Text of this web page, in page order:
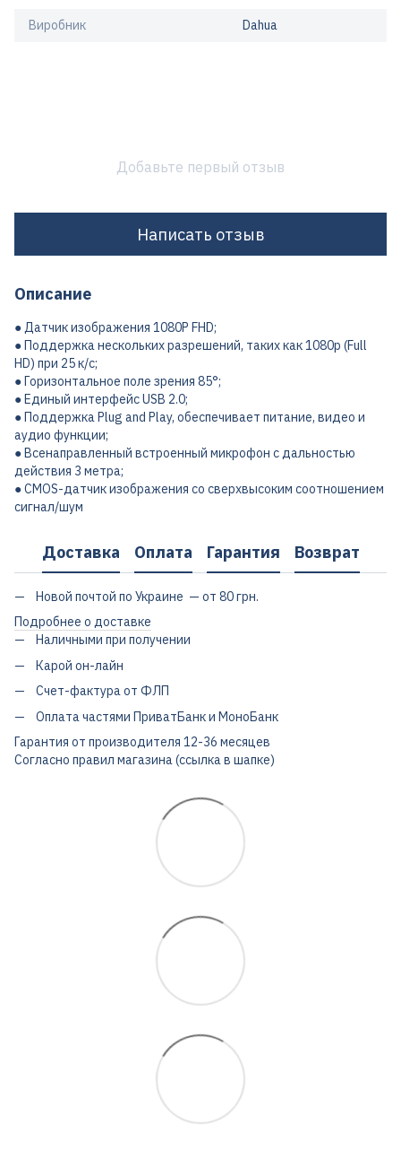
Виробник Dahua
Добавьте первый отзыв
Написать отзыв
Описание
● Датчик изображения 1080P FHD;
● Поддержка нескольких разрешений, таких как 1080p (Full
HD) при 25 к/с;
● Горизонтальное поле зрения 85°;
● Единый интерфейс USB 2.0;
● Поддержка Plug and Play, обеспечивает питание, видео и
аудио функции;
● Всенаправленный встроенный микрофон с дальностью
действия 3 метра;
● CMOS-датчик изображения со сверхвысоким соотношением
сигнал/шум
Доставка Оплата Гарантия Возврат
Новой почтой по Украине — от 80 грн.
Подробнее о доставке
Наличными при получении
Карой он-лайн
Счет-фактура от ФЛП
Оплата частями ПриватБанк и МоноБанк
Гарантия от производителя 12-36 месяцев
Согласно правил магазина (ссылка в шапке)